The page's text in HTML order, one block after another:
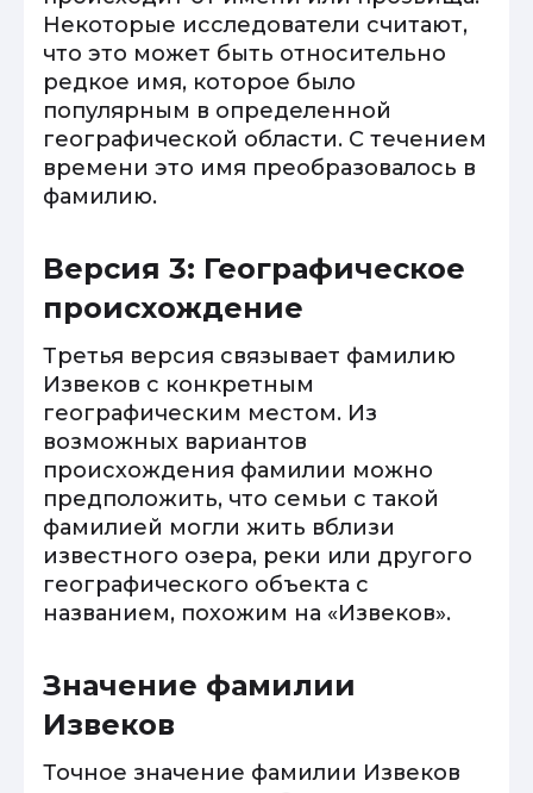
Некоторые исследователи считают,
что это может быть относительно
редкое имя, которое было
популярным в определенной
географической области. С течением
времени это имя преобразовалось в
фамилию.
Версия 3: Географическое
происхождение
Третья версия связывает фамилию
Извеков с конкретным
географическим местом. Из
возможных вариантов
происхождения фамилии можно
предположить, что семьи с такой
фамилией могли жить вблизи
известного озера, реки или другого
географического объекта с
названием, похожим на «Извеков».
Значение фамилии
Извеков
Точное значение фамилии Извеков